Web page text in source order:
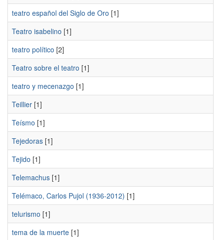
teatro español del Siglo de Oro [1]
Teatro isabelino [1]
teatro político [2]
Teatro sobre el teatro [1]
teatro y mecenazgo [1]
Teillier [1]
Teísmo [1]
Tejedoras [1]
Tejido [1]
Telemachus [1]
Telémaco, Carlos Pujol (1936-2012) [1]
telurismo [1]
tema de la muerte [1]